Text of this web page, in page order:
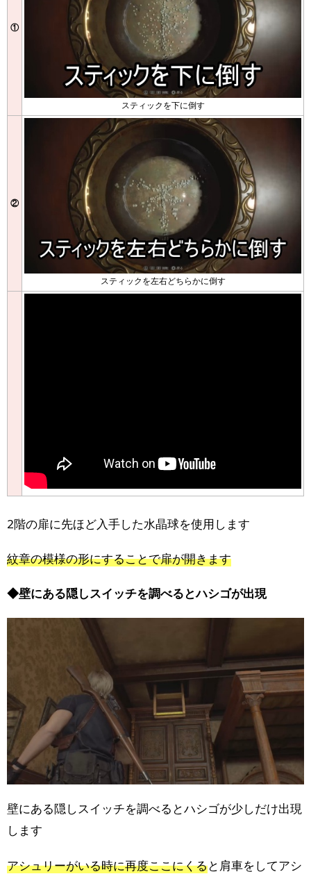
①
スティックを下に倒す
②
スティックを左右どちらかに倒す
2階の扉に先ほど入手した水晶球を使用します
紋章の模様の形にすることで扉が開きます
◆壁にある隠しスイッチを調べるとハシゴが出現
壁にある隠しスイッチを調べるとハシゴが少しだけ出現
します
アシュリーがいる時に再度ここにくると肩車をしてアシ